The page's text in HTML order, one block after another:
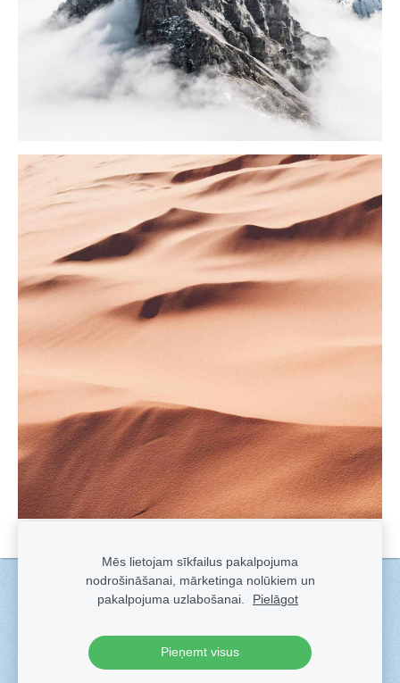
Sīkdatnes
Veidots arSadarbe- labo mājas lapu ģeneratoru.
Mēs lietojam sīkfailus pakalpojuma
nodrošināšanai, mārketinga nolūkiem un
pakalpojuma uzlabošanai.
Pielāgot
Pieņemt visus